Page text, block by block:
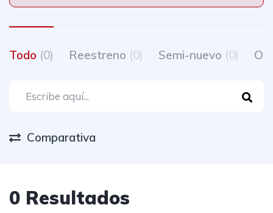
Todo (0) Reestreno (0) Semi-nuevo (0)
Comparativa
0 Resultados